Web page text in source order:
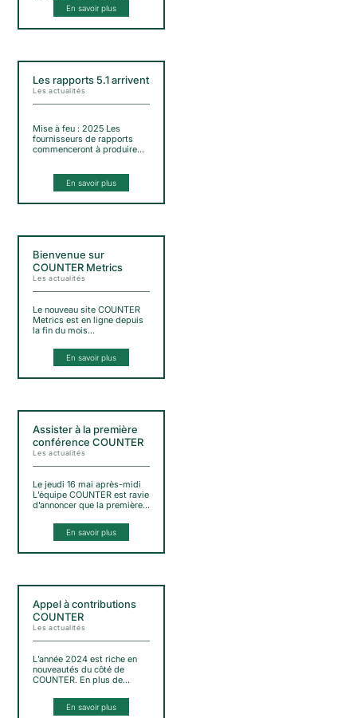
En savoir plus
Les rapports 5.1 arrivent
Les actualités
Mise à feu : 2025 Les
fournisseurs de rapports
commenceront à produire…
En savoir plus
Bienvenue sur
COUNTER Metrics
Les actualités
Le nouveau site COUNTER
Metrics est en ligne depuis
la fin du mois…
En savoir plus
Assister à la première
conférence COUNTER
Les actualités
Le jeudi 16 mai après-midi
L’équipe COUNTER est ravie
d’annoncer que la première…
En savoir plus
Appel à contributions
COUNTER
Les actualités
L’année 2024 est riche en
nouveautés du côté de
COUNTER. En plus de…
En savoir plus